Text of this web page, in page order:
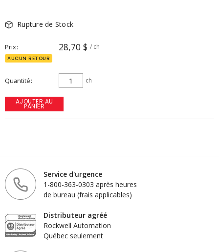
Rupture de Stock
Prix 28,70 $ / ch
AUCUN RETOUR
Quantité ch
AJOUTER AU
PANIER
Service d'urgence
1-800-363-0303 après heures
de bureau (frais applicables)
Distributeur agréé
Rockwell Automation
Québec seulement